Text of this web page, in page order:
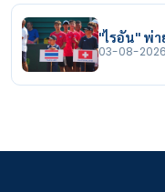
"ไรอัน" พ่
03-08-2026